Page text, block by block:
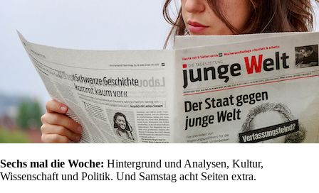
Sechs mal die Woche: Hintergrund und Analysen, Kultur,
Wissenschaft und Politik. Und Samstag acht Seiten extra.